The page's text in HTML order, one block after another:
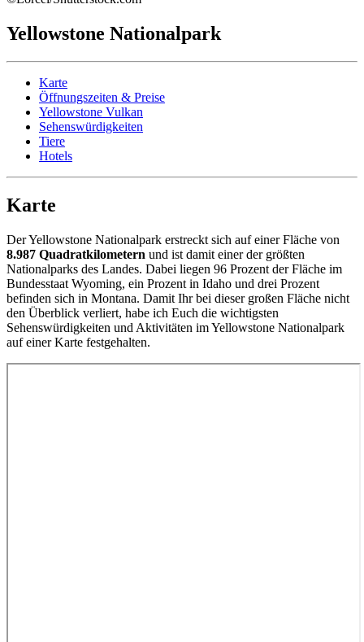
Yellowstone Nationalpark
Karte
Öffnungszeiten & Preise
Yellowstone Vulkan
Sehenswürdigkeiten
Tiere
Hotels
Karte
Der Yellowstone Nationalpark erstreckt sich auf einer Fläche von
8.987 Quadratkilometern und ist damit einer der größten
Nationalparks des Landes. Dabei liegen 96 Prozent der Fläche im
Bundesstaat Wyoming, ein Prozent in Idaho und drei Prozent
befinden sich in Montana. Damit Ihr bei dieser großen Fläche nicht
den Überblick verliert, habe ich Euch die wichtigsten
Sehenswürdigkeiten und Aktivitäten im Yellowstone Nationalpark
auf einer Karte festgehalten.